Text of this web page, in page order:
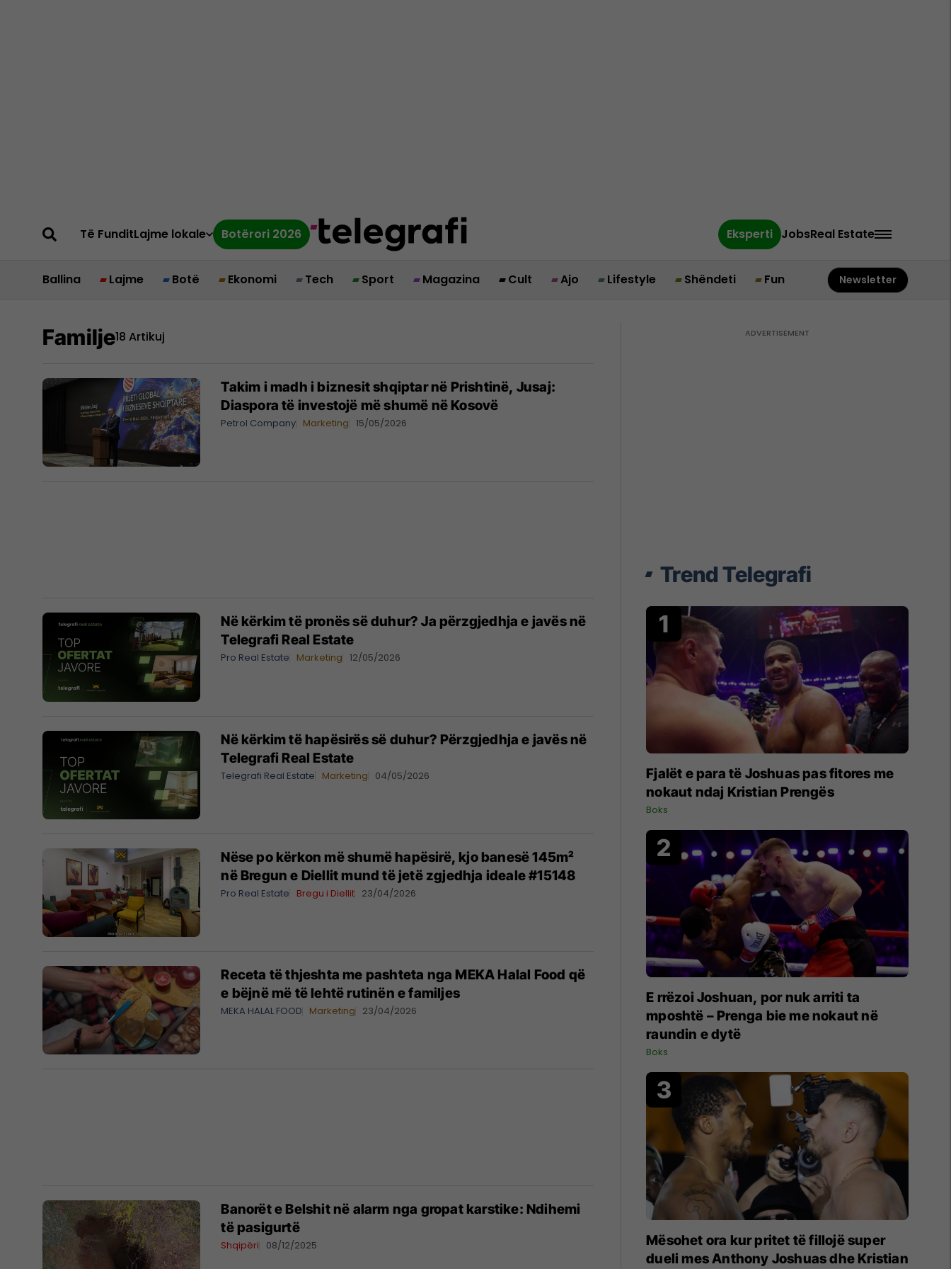
Të FunditLajme lokale Botërori 2026 Eksperti JobsReal Estate
Ballina Lajme Botë Ekonomi Tech Sport Magazina Cult Ajo Lifestyle Shëndeti Fun Newsletter
Familje18 Artikuj
Takim i madh i biznesit shqiptar në Prishtinë, Jusaj:
Diaspora të investojë më shumë në Kosovë
Petrol Company Marketing 15/05/2026
Në kërkim të pronës së duhur? Ja përzgjedhja e javës në
Telegrafi Real Estate
Pro Real Estate Marketing 12/05/2026
Në kërkim të hapësirës së duhur? Përzgjedhja e javës në
Telegrafi Real Estate
Telegrafi Real Estate Marketing 04/05/2026
Nëse po kërkon më shumë hapësirë, kjo banesë 145m²
në Bregun e Diellit mund të jetë zgjedhja ideale #15148
Pro Real Estate Bregu i Diellit 23/04/2026
Receta të thjeshta me pashteta nga MEKA Halal Food që
e bëjnë më të lehtë rutinën e familjes
MEKA HALAL FOOD Marketing 23/04/2026
Banorët e Belshit në alarm nga gropat karstike: Ndihemi
të pasigurtë
Shqipëri 08/12/2025
Trend Telegrafi
Fjalët e para të Joshuas pas fitores me
nokaut ndaj Kristian Prengës
Boks
E rrëzoi Joshuan, por nuk arriti ta
mposhtë – Prenga bie me nokaut në
raundin e dytë
Boks
Mësohet ora kur pritet të fillojë super
dueli mes Anthony Joshuas dhe Kristian